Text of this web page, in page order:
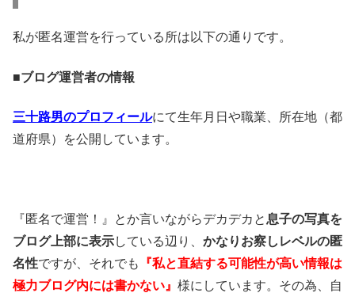
私が匿名運営を行っている所は以下の通りです。
■ブログ運営者の情報
三十路男のプロフィールにて生年月日や職業、所在地（都
道府県）を公開しています。
『匿名で運営！』とか言いながらデカデカと 息子の写真を
ブログ上部に表示している辺り、 かなりお察しレベルの匿
名性ですが、それでも
『私と直結する可能性が高い情報は
極力ブログ内には書かない』 様にしています。その為、自